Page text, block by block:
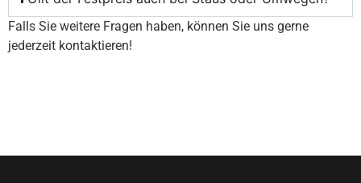
Falls Sie weitere Fragen haben, können Sie uns gerne
jederzeit kontaktieren!